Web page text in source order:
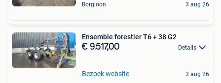
Borgloon 3 aug 26
Ensemble forestier T6 + 38 G2
€ 9.517,00 Details
Bezoek website 3 aug 26